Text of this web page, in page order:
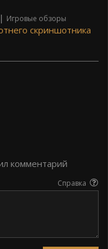
| Игровые обзоры
скриншотника
комментарий
Справка